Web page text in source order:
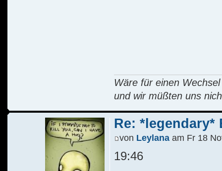
Wäre für einen
und wir müßten uns
Re: *legendary*
von Leylanaam Fr 18
19:46